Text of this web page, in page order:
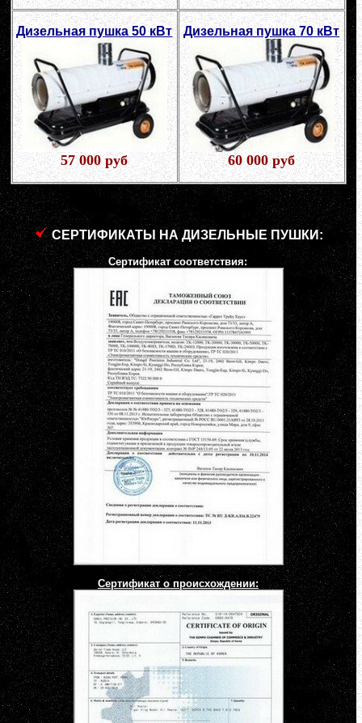
Дизельная пушка 50 кВт
57 000 руб
Дизельная пушка 70 кВт
60 000 руб
СЕРТИФИКАТЫ НА ДИЗЕЛЬНЫЕ ПУШКИ:
Сертификат соответствия:
Сертификат о происхождении: